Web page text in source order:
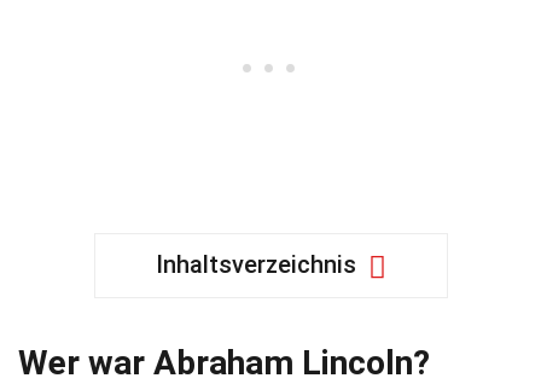
Inhaltsverzeichnis
Wer war Abraham Lincoln?